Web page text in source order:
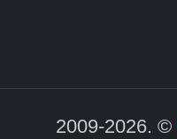
2009-2026. ©